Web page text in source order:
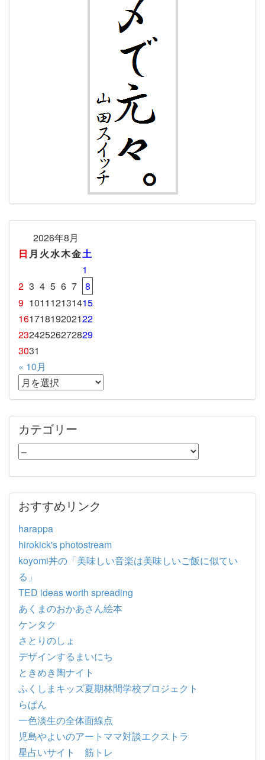
2026年8月
日 月 火水木金土
1
2 3 4 5 6 7
8
9 101112131415
16171819202122
23242526272829
3031
« 10月
カテゴリー
おすすめリンク
harappa
hirokick's photostream
koyomi丼の「美味しい音楽は美味しいご飯に似てい
る」
TED ideas worth spreading
あくまのおかあさん絵本
ケンタク
さとりのしょ
デザインするまいにち
ときめき陶ナイト
ふくしまキッズ夏期林間学校プロジェクト
らぱん
一色淡生の全体面線点
児島やよいのアートママ対談エクストラ
星占いサイト 筋トレ